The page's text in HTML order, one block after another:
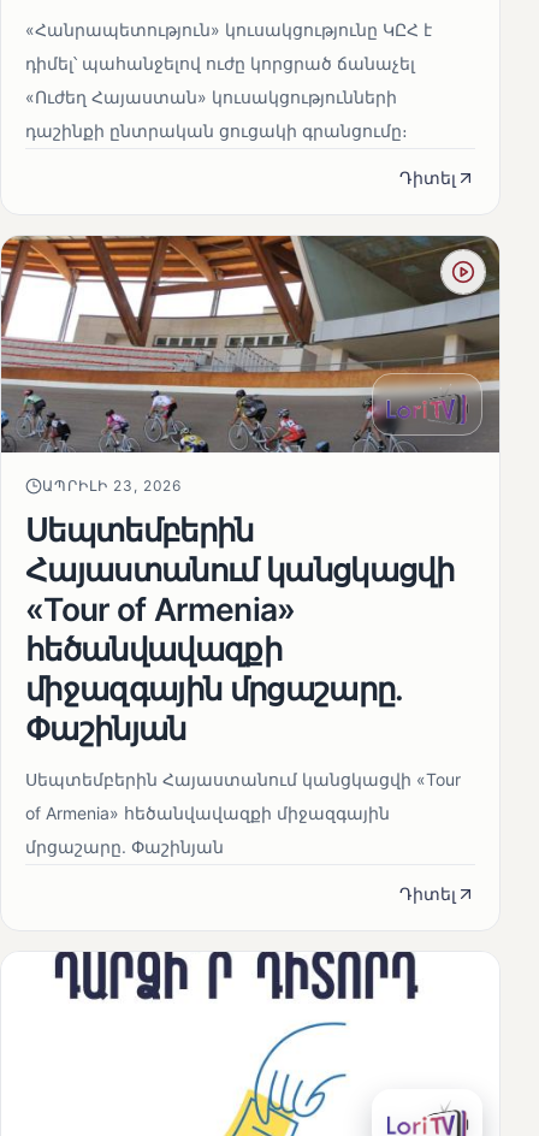
«Հանրապետություն» կուսակցությունը ԿԸՀ է
դիմել՝ պահանջելով ուժը կորցրած ճանաչել
«Ուժեղ Հայաստան» կուսակցությունների
դաշինքի ընտրական ցուցակի գրանցումը։
Դիտել
ԱՊՐԻԼԻ 23, 2026
Սեպտեմբերին
Հայաստանում կանցկացվի
«Tour of Armenia»
հեծանվավազքի
միջազգային մրցաշարը.
Փաշինյան
Սեպտեմբերին Հայաստանում կանցկացվի «Tour
of Armenia» հեծանվավազքի միջազգային
մրցաշարը. Փաշինյան
Դիտել